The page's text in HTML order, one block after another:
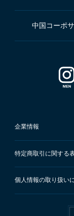
中国コーポ
企業情報
特定商取引に関する
個人情報の取り扱い